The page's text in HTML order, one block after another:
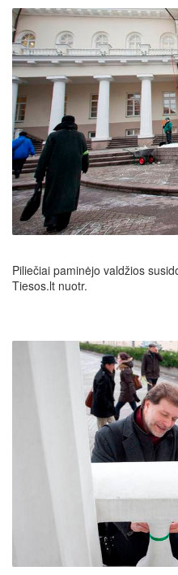
Piliečiai paminėjo valdžios
Tiesos.lt nuotr.